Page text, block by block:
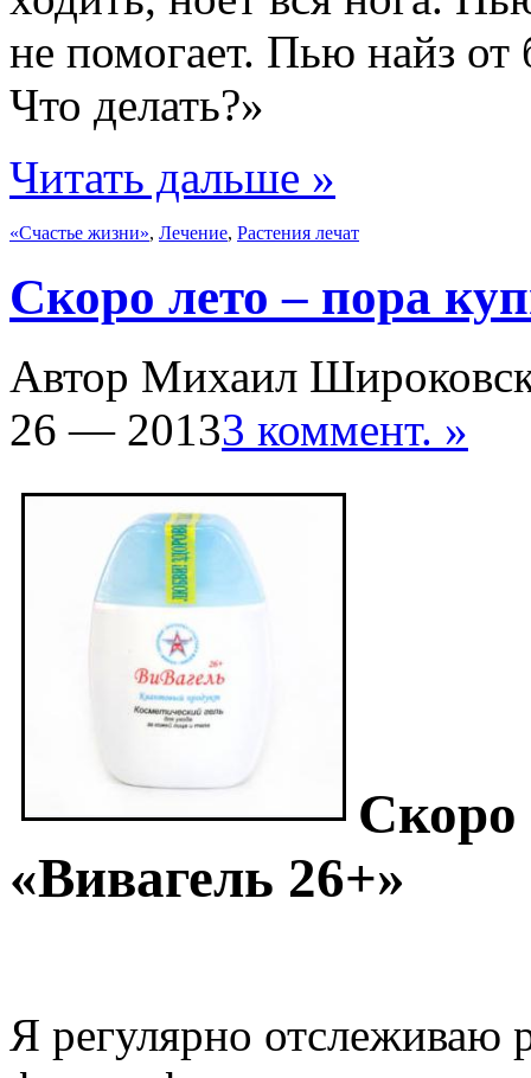
не помогает. Пью найз от
Что делать?»
Читать дальше »
«Счастье жизни», Лечение, Растения лечат
Скоро лето – пора
Автор Михаил
26 — 20133 коммент. »
Скоро
«Вивагель 26+»
Я регулярно отслеживаю